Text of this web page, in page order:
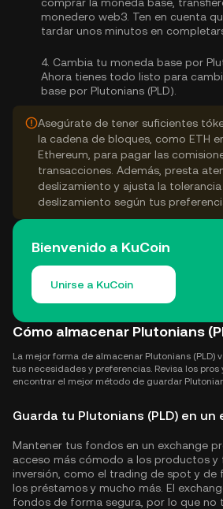
monedero web3. Ten en cuenta
tardar unos minutos en
4. Cambia tu moneda base por
Ahora tienes todo listo para
base por Plutonians (PLD).
Asegúrate de tener suficientes
la cadena de bloques, como ETH
Ethereum, para pagar las
transacciones. Además, presta
deslizamiento y ajusta la tolerancia
deslizamiento según tus
Bienvenido a KuCoin
Unirse a KuCoin
Cómo almacenar Plutonians
La mejor forma de almacenar Plutonians (PLD)
tus necesidades y preferencias. Revisa los pros
encontrar el mejor método de guardar
Guarda tu Plutonians (PLD) en un
Mantener tus fondos en un exchange
acceso más cómodo a los productos y
inversión, como el trading de spot y de
los préstamos y mucho más. El
fondos de forma segura, por lo que no